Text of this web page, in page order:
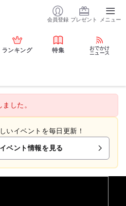
会員登録 プレゼント メニュー
ランキング 特集
おでかけ
ニュース
した。
いイベントを毎日更新！
ベント情報を見る